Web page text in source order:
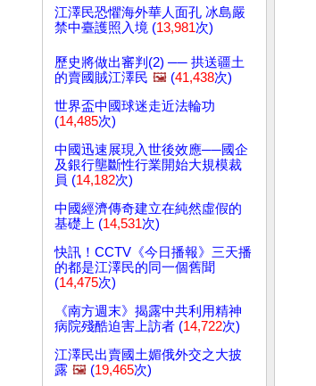
江澤民恐懼海外華人面孔 冰島嚴
禁中臺護照入境 (13,981次)
歷史將做出審判(2) ── 拱送疆土
的賣國賊江澤民 🖼️ (41,438次)
世界盃中國球迷走近法輪功
(14,485次)
中國迅速展現入世後效應──國企
及銀行壟斷性行業開始大規模裁
員 (14,182次)
中國經濟傳奇建立在純然虛假的
基礎上 (14,531次)
快訊！CCTV《今日播報》三天播
的都是江澤民的同一個舊聞
(14,475次)
《南方週末》揭露中共利用精神
病院殘酷迫害上訪者 (14,722次)
江澤民出賣國土媚俄外交之大披
露 🖼️ (19,465次)